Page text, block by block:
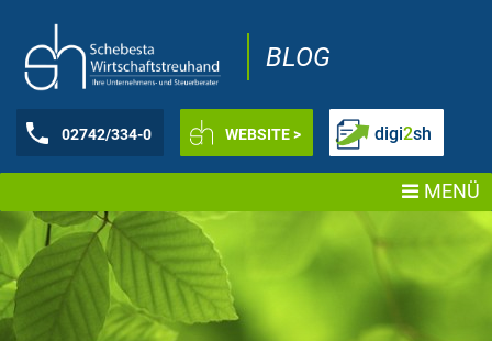
BLOG
02742/334-0 WEBSITE > digi2sh
MENÜ